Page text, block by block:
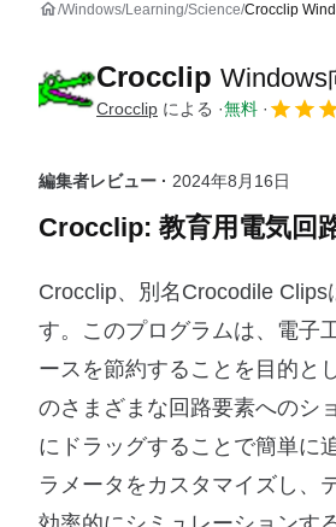
Windows Learning Science Crocclip
Crocclip Windows
Crocclip による 無料
編集者レビュー · 2024年8月16日
Crocclip: 教育用電気回
Crocclip、別名Crocodile
す。このプログラムは、電子
ースを節約することを目的と
のさまざまな回路要素へのシ
にドラッグすることで簡単に
ラメータをカスタマイズし、